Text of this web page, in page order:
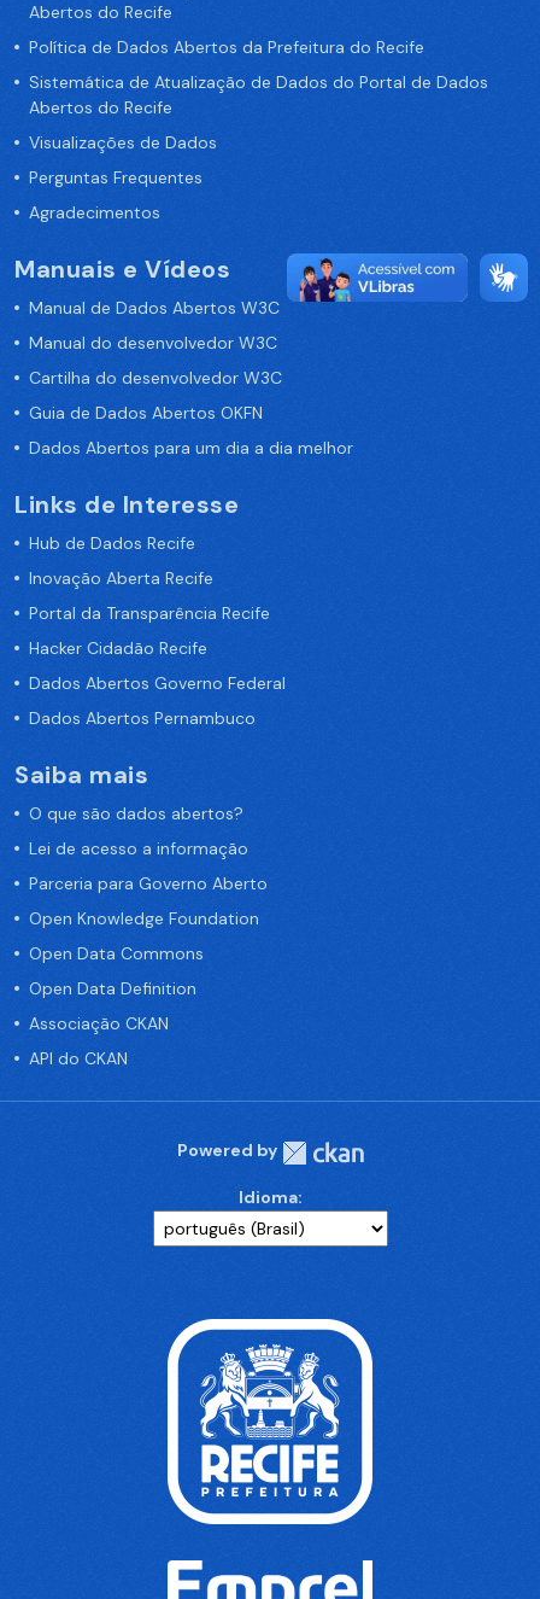
Abertos do Recife
Política de Dados Abertos da Prefeitura do Recife
Sistemática de Atualização de Dados do Portal de Dados
Abertos do Recife
Visualizações de Dados
Perguntas Frequentes
Agradecimentos
Manuais e Vídeos
Manual de Dados Abertos W3C
Manual do desenvolvedor W3C
Cartilha do desenvolvedor W3C
Guia de Dados Abertos OKFN
Dados Abertos para um dia a dia melhor
Links de Interesse
Hub de Dados Recife
Inovação Aberta Recife
Portal da Transparência Recife
Hacker Cidadão Recife
Dados Abertos Governo Federal
Dados Abertos Pernambuco
Saiba mais
O que são dados abertos?
Lei de acesso a informação
Parceria para Governo Aberto
Open Knowledge Foundation
Open Data Commons
Open Data Definition
Associação CKAN
API do CKAN
Powered by
Idioma